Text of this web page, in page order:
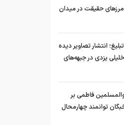
مرزهای حقیقت در میدان
انتشار تصاویر دیده
یزدی در جبهه‌های
فاطمی بر
توانمند چهارمحال